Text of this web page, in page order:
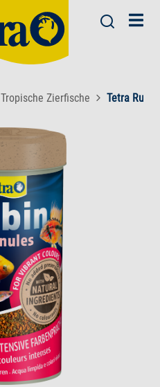
Tropische Zierfische Tetra